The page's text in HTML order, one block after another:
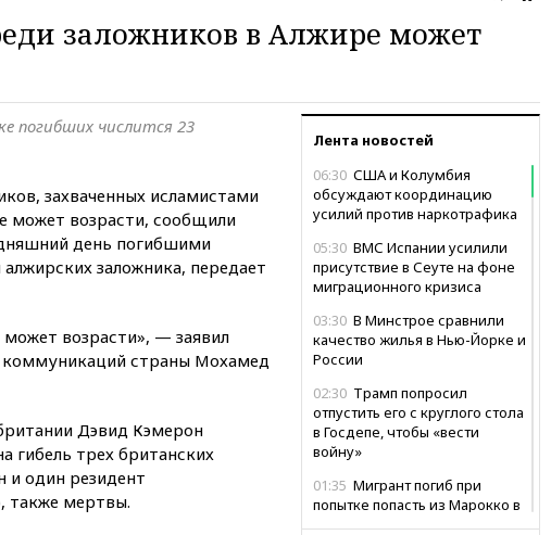
заложников в Алжире может
Лента новостей
06:30 США и Колумбия
обсуждают координацию
усилий против наркотрафика
05:30 ВМС Испании усилили
присутствие в Сеуте на фоне
миграционного кризиса
03:30 В Минстрое сравнили
качество жилья в Нью-Йорке и
России
02:30 Трамп попросил
отпустить его с круглого стола
в Госдепе, чтобы «вести
войну»
01:35 Мигрант погиб при
попытке попасть из Марокко в
погибших числится 23
захваченных исламистами
может возрасти, сообщили
день погибшими
заложника, передает
может возрасти», — заявил
коммуникаций страны Мохамед
Дэвид Кэмерон
гибель трех британских
и один резидент
также мертвы.